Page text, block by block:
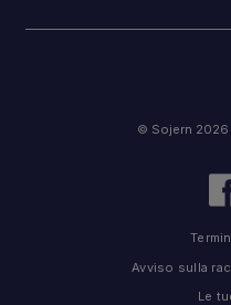
© Sojern 2026
Avviso sulla
Le